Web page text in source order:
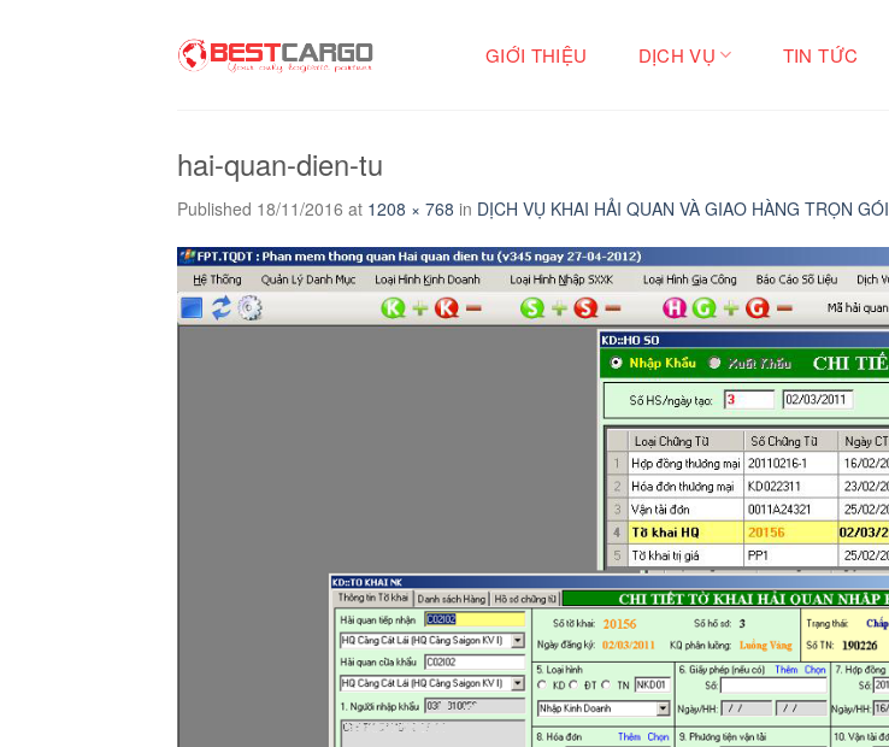
GIỚI THIỆU DỊCH VỤ TIN TỨC
hai-quan-dien-tu
Published 18/11/2016 at 1208 × 768 in DỊCH VỤ KHAI HẢI QUAN VÀ GIAO HÀNG TRỌN GÓI